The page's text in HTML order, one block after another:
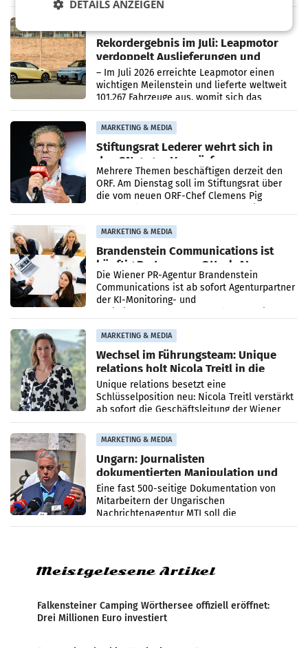
Bundeswettbewerbsbehörde und der
Rekordergebnis im Juli: Leapmotor
verdoppelt Auslieferungen und
überschreitet die 100.000er-Marke
– Im Juli 2026 erreichte Leapmotor einen
wichtigen Meilenstein und lieferte weltweit
101.267 Fahrzeuge aus, womit sich das
Ergebnis gegenüber Juli 2025 mehr als
verdoppelte (+102
MARKETING & MEDIA
Stiftungsrat Lederer wehrt sich in
den SN gegen Vorwürfe
Mehrere Themen beschäftigen derzeit den
ORF. Am Dienstag soll im Stiftungsrat über
die vom neuen ORF-Chef Clemens Pig
MARKETING & MEDIA
Brandenstein Communications ist
künftig Partner von OtterlyAI
Die Wiener PR-Agentur Brandenstein
Communications ist ab sofort Agenturpartner
der KI-Monitoring- und
MARKETING & MEDIA
Wechsel im Führungsteam: Unique
relations holt Nicola Treitl in die
Geschäftsleitung
Unique relations besetzt eine
Schlüsselposition neu: Nicola Treitl verstärkt
ab sofort die Geschäftsleitung der Wiener
PR-Agentur an der Seite von Josef Kalina und
Anna Kalina-Mahr.
MARKETING & MEDIA
Ungarn: Journalisten
dokumentierten Manipulation und
Zensur
Eine fast 500-seitige Dokumentation von
Mitarbeitern der Ungarischen
Nachrichtenagentur MTI soll die
systematische Nachrichten-Manipulation und
Meistgelesene Artikel
Falkensteiner Camping Wörthersee offiziell eröffnet:
Drei Millionen Euro investiert
DETAILS ANZEIGEN